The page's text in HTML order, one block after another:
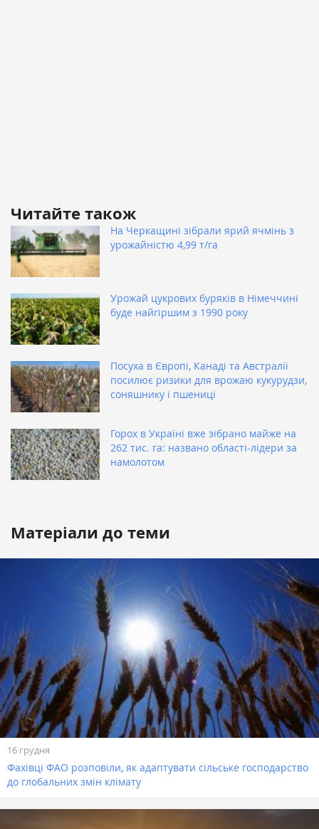
Читайте також
На Черкащині зібрали ярий ячмінь з
урожайністю 4,99 т/га
Урожай цукрових буряків в Німеччині
буде найгіршим з 1990 року
Посуха в Європі, Канаді та Австралії
посилює ризики для врожаю кукурудзи,
соняшнику і пшениці
Горох в Україні вже зібрано майже на
262 тис. га: названо області-лідери за
намолотом
Матеріали до теми
16 грудня
Фахівці ФАО розповіли, як адаптувати сільське господарство
до глобальних змін клімату